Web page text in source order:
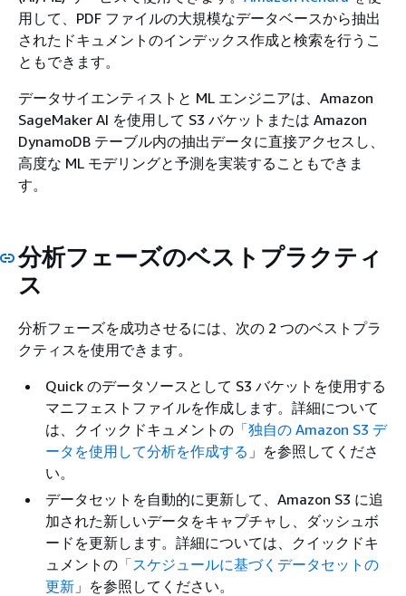
用して、PDF ファイルの大規模なデータベースから抽出
されたドキュメントのインデックス作成と検索を行うこ
ともできます。
データサイエンティストと ML エンジニアは、Amazon
SageMaker AI を使用して S3 バケットまたは Amazon
DynamoDB テーブル内の抽出データに直接アクセスし、
高度な ML モデリングと予測を実装することもできま
す。
分析フェーズのベストプラクティ
ス
分析フェーズを成功させるには、次の 2 つのベストプラ
クティスを使用できます。
Quick のデータソースとして S3 バケットを使用する
マニフェストファイルを作成します。詳細について
は、クイックドキュメントの 「独自の Amazon S3 デ
ータを使用して分析を作成する 」を参照してくださ
い。
データセットを自動的に更新して、Amazon S3 に追
加された新しいデータをキャプチャし、ダッシュボ
ードを更新します。詳細については、クイックドキ
ュメントの 「スケジュールに基づくデータセットの
更新 」を参照してください。